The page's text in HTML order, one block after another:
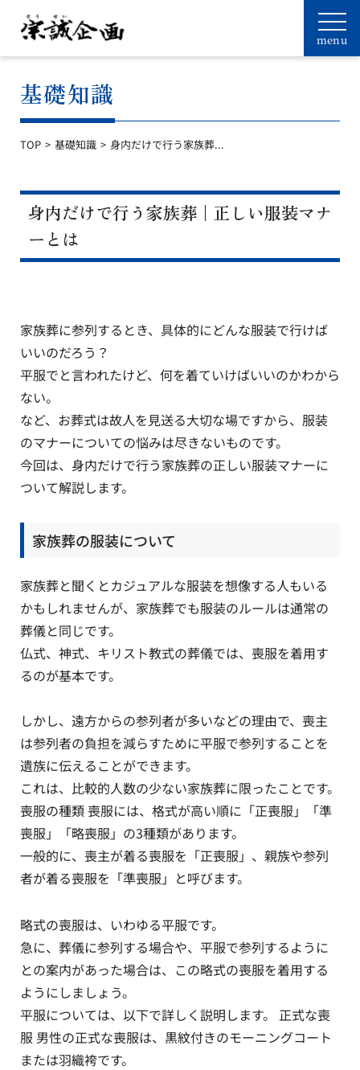
基礎知識
TOP 基礎知識 身内だけで行う家族葬...
身内だけで行う家族葬｜正しい服装マナ
ーとは
家族葬に参列するとき、具体的にどんな服装で行けば
いいのだろう？
平服でと言われたけど、何を着ていけばいいのかわから
ない。
など、お葬式は故人を見送る大切な場ですから、服装
のマナーについての悩みは尽きないものです。
今回は、身内だけで行う家族葬の正しい服装マナーに
ついて解説します。
家族葬の服装について
家族葬と聞くとカジュアルな服装を想像する人もいる
かもしれませんが、家族葬でも服装のルールは通常の
葬儀と同じです。
仏式、神式、キリスト教式の葬儀では、喪服を着用す
るのが基本です。
しかし、遠方からの参列者が多いなどの理由で、喪主
は参列者の負担を減らすために平服で参列することを
遺族に伝えることができます。
これは、比較的人数の少ない家族葬に限ったことです。
喪服の種類 喪服には、格式が高い順に「正喪服」「準
喪服」「略喪服」の3種類があります。
一般的に、喪主が着る喪服を「正喪服」、親族や参列
者が着る喪服を「準喪服」と呼びます。
略式の喪服は、いわゆる平服です。
急に、葬儀に参列する場合や、平服で参列するように
との案内があった場合は、この略式の喪服を着用する
ようにしましょう。
平服については、以下で詳しく説明します。 正式な喪
服 男性の正式な喪服は、黒紋付きのモーニングコート
または羽織袴です。